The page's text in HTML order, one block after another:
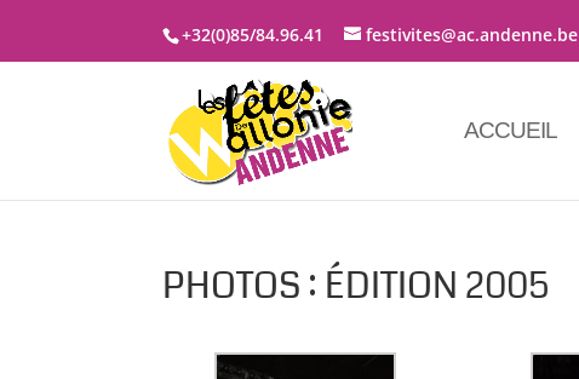
+32(0)85/84.96.41 festivites@ac.andenne.be
ACCUEIL
PHOTOS : ÉDITION 2005